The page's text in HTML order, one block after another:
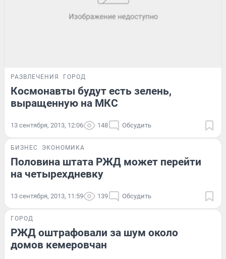
РАЗВЛЕЧЕНИЯ ГОРОД
Космонавты будут есть зелень,
выращенную на МКС
13 сентября, 2013, 12:06 148 Обсудить
БИЗНЕС ЭКОНОМИКА
Половина штата РЖД может перейти
на четырехдневку
13 сентября, 2013, 11:59 139 Обсудить
ГОРОД
РЖД оштрафовали за шум около
домов кемеровчан